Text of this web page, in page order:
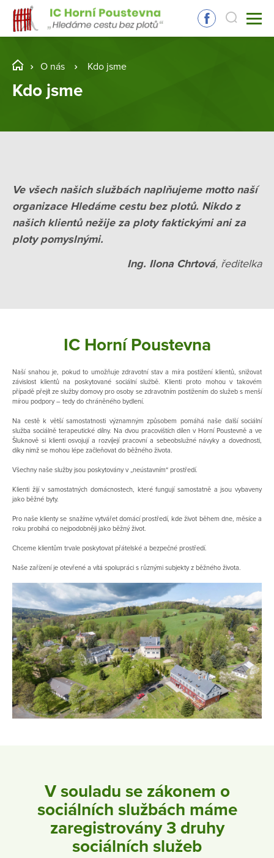
O nás Kdo jsme
Kdo jsme
Ve všech našich službách naplňujeme motto naší
organizace Hledáme cestu bez plotů. Nikdo z
našich klientů nežije za ploty faktickými ani za
ploty pomyslnými.
Ing. Ilona Chrtová, ředitelka
IC Horní Poustevna
Naší snahou je, pokud to umožňuje zdravotní stav a míra postižení klientů, snižovat
závislost klientů na poskytované sociální službě. Klienti proto mohou v takovém
případě přejít ze služby domovy pro osoby se zdravotním postižením do služeb s menší
mírou podpory – tedy do chráněného bydlení.
Na cestě k větší samostatnosti významným způsobem pomáhá naše další sociální
služba sociálně terapeutické dílny. Na dvou pracovištích dílen v Horní Poustevně a ve
Šluknově si klienti osvojují a rozvíjejí pracovní a sebeobslužné návyky a dovednosti,
díky nimž se mohou lépe začleňovat do běžného života.
Všechny naše služby jsou poskytovány v „neústavním“ prostředí.
Klienti žijí v samostatných domácnostech, které fungují samostatně a jsou vybaveny
jako běžné byty.
Pro naše klienty se snažíme vytvářet domácí prostředí, kde život během dne, měsíce a
roku probíhá co nejpodobněji jako běžný život.
Chceme klientům trvale poskytovat přátelské a bezpečné prostředí.
Naše zařízení je otevřené a vítá spolupráci s různými subjekty z běžného života.
V souladu se zákonem o
sociálních službách máme
zaregistrovány 3 druhy
sociálních služeb